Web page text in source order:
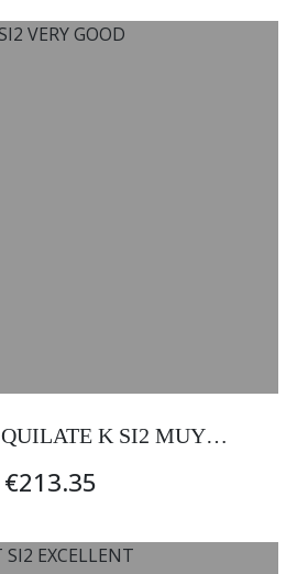
QUILATE K SI2 MUY
BUENA
€213.35